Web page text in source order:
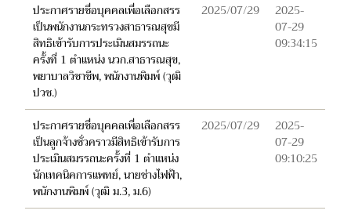
ประกาศรายชื่อบุคคลเพื่อเลือกสรร
เป็นพนักงานกระทรวงสาธารณสุขมี
สิทธิเข้ารับการประเมินสมรรถนะ
ครั้งที่ 1 ตำแหน่ง นวก.สาธารณสุข,
พยาบาลวิชาชีพ, พนักงานพิมพ์ (วุฒิ
ปวช.)
2025/07/29
2025-
07-29
09:34:15
ประกาศรายชื่อบุคคลเพื่อเลือกสรร
เป็นลูกจ้างชั่วคราวมีสิทธิเข้ารับการ
ประเมินสมรรถนะครั้งที่ 1 ตำแหน่ง
นักเทคนิคการแพทย์, นายช่างไฟฟ้า,
พนักงานพิมพ์ (วุฒิ ม.3, ม.6)
2025/07/29
2025-
07-29
09:10:25